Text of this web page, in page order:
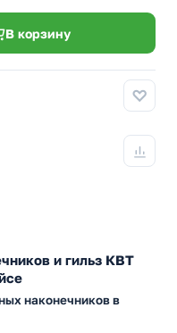
В корзину
и гильз КВТ
наконечников в